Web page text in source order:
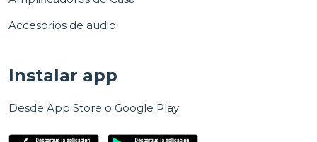
Accesorios de audio
Instalar app
Desde App Store o Google Play